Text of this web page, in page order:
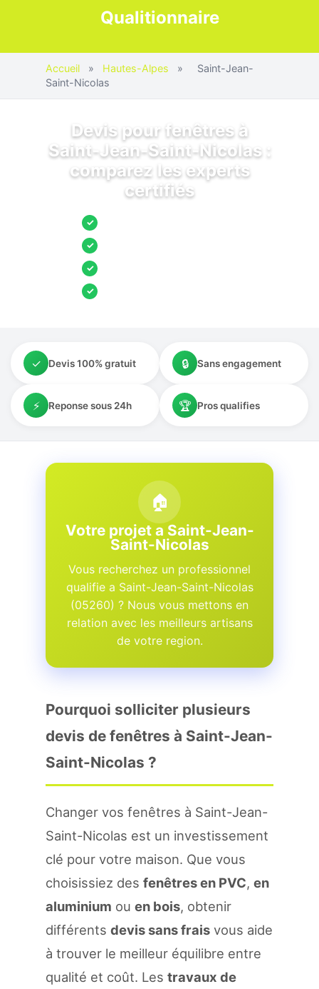
Qualitionnaire
Accueil » Hautes-Alpes »
Saint-Jean-
Saint-Nicolas
Devis pour fenêtres à
Saint-Jean-Saint-Nicolas :
comparez les experts
certifiés
✓
✓
✓
✓
✓ Devis 100% gratuit 🔒 Sans engagement
⚡ Reponse sous 24h 🏆 Pros qualifies
🏠
Votre projet a Saint-Jean-
Saint-Nicolas
Vous recherchez un professionnel
qualifie a Saint-Jean-Saint-Nicolas
(05260) ? Nous vous mettons en
relation avec les meilleurs artisans
de votre region.
Pourquoi solliciter plusieurs
devis de fenêtres à Saint-Jean-
Saint-Nicolas ?
Changer vos fenêtres à Saint-Jean-
Saint-Nicolas est un investissement
clé pour votre maison. Que vous
choisissiez des fenêtres en PVC, en
aluminium ou en bois, obtenir
différents devis sans frais vous aide
à trouver le meilleur équilibre entre
qualité et coût. Les travaux de